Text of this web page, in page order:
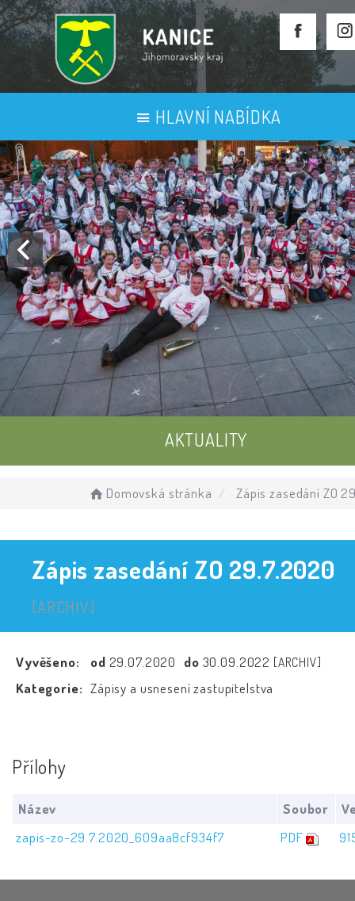
HLAVNÍ NABÍDKA
AKTUALITY
UDÁLOSTI
ÚŘEDNÍ DESKA
Domovská stránka Zápis zasedání ZO
Zápis zasedání ZO 29.7.2020
[ARCHIV]
Vyvěšeno: od 29.07.2020 do 30.09.2022 [ARCHIV]
Kategorie: Zápisy a usnesení zastupitelstva
Přílohy
Název Soubor
zapis-zo-29.7.2020_609aa8cf934f7
PDF